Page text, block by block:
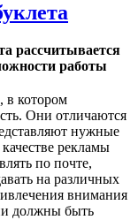
рассчитывается
работы
котором
Они отличаются
нужные
рекламы
по почте,
на различных
внимания
должны быть